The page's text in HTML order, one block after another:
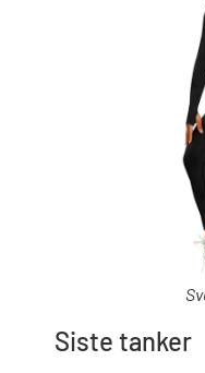
Siste tanker